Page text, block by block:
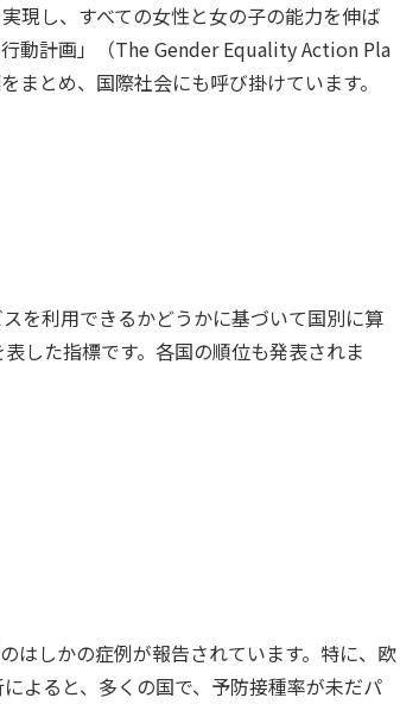
現し、すべての女性と女の子の能力を伸ば
動計画」（The Gender Equality Action Pla
とめ、国際社会にも呼び掛けています。
を利用できるかどうかに基づいて国別に算
した指標です。各国の順位も発表されま
はしかの症例が報告されています。特に、欧
よると、多くの国で、予防接種率が未だパ